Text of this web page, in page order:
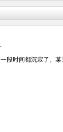
详细
段时间都沉寂了。